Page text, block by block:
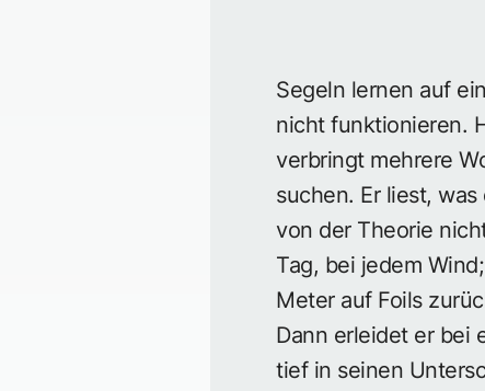
Segeln lernen auf
nicht funktionieren.
verbringt mehrere
suchen. Er liest,
von der Theorie
Tag, bei jedem
Meter auf Foils
Dann erleidet er bei
tief in seinen